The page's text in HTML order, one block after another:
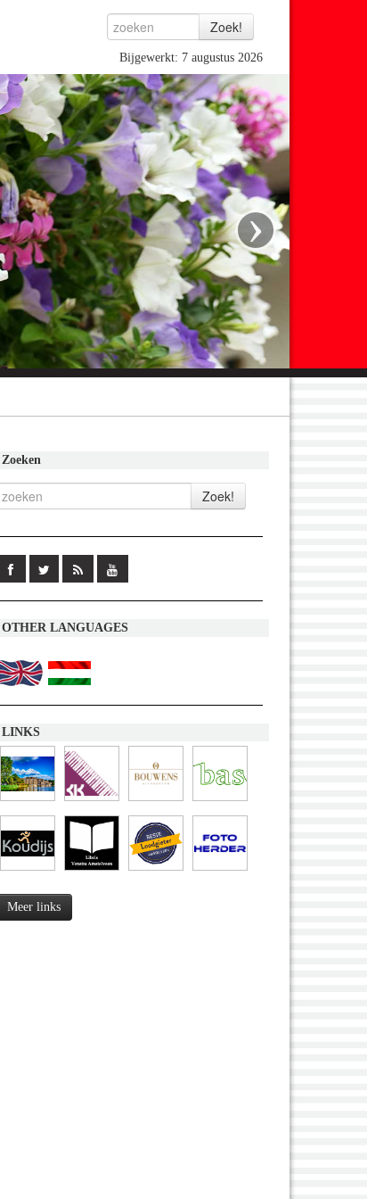
Bijgewerkt: 7 augustus 2026
›
Zoeken
OTHER LANGUAGES
LINKS
Meer links